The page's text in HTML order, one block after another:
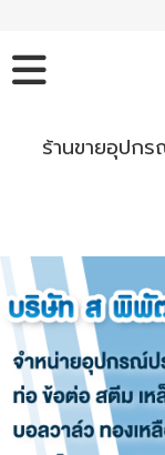
ร้านขายอุปก